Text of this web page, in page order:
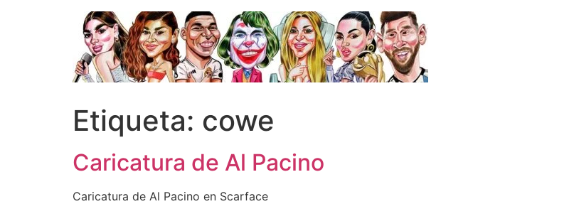
Etiqueta: cowe
Caricatura de Al Pacino
Caricatura de Al Pacino en Scarface